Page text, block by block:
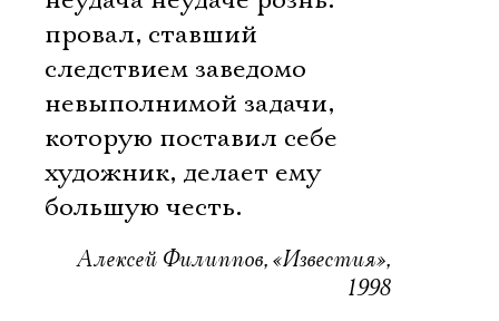
провал, ставший
следствием заведомо
невыполнимой задачи,
которую поставил себе
художник, делает ему
большую честь.
Алексей Филиппов, «Известия»,
1998